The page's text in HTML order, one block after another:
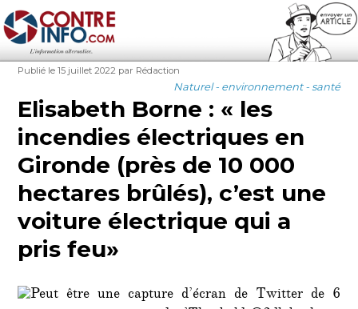
Contre-Info
Publié
Publié le 15 juillet 2022 Auteur
par Rédaction
Catégories
Naturel - environnement - santé
Elisabeth Borne : « les
incendies électriques en
Gironde (près de 10 000
hectares brûlés), c’est une
voiture électrique qui a
pris feu»